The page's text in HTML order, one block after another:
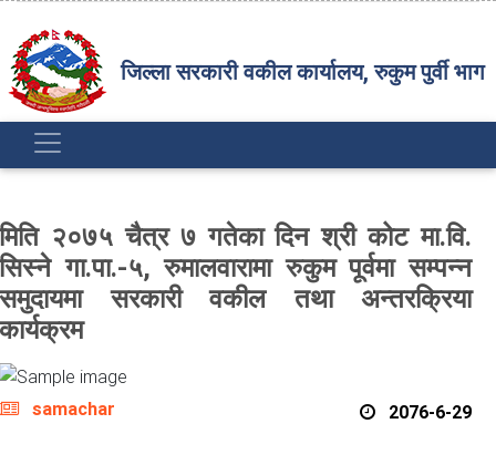
जिल्ला सरकारी वकील कार्यालय, रुकुम पुर्वी भाग
मिति २०७५ चैत्र ७ गतेका दिन श्री कोट मा.वि.
सिस्‍ने गा.पा.-५, रुमालवारामा रुकुम पूर्वमा सम्पन्‍न
समुदायमा सरकारी वकील तथा अन्तरक्रिया
कार्यक्रम
samachar 2076-6-29